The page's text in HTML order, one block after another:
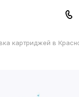
картриджей в